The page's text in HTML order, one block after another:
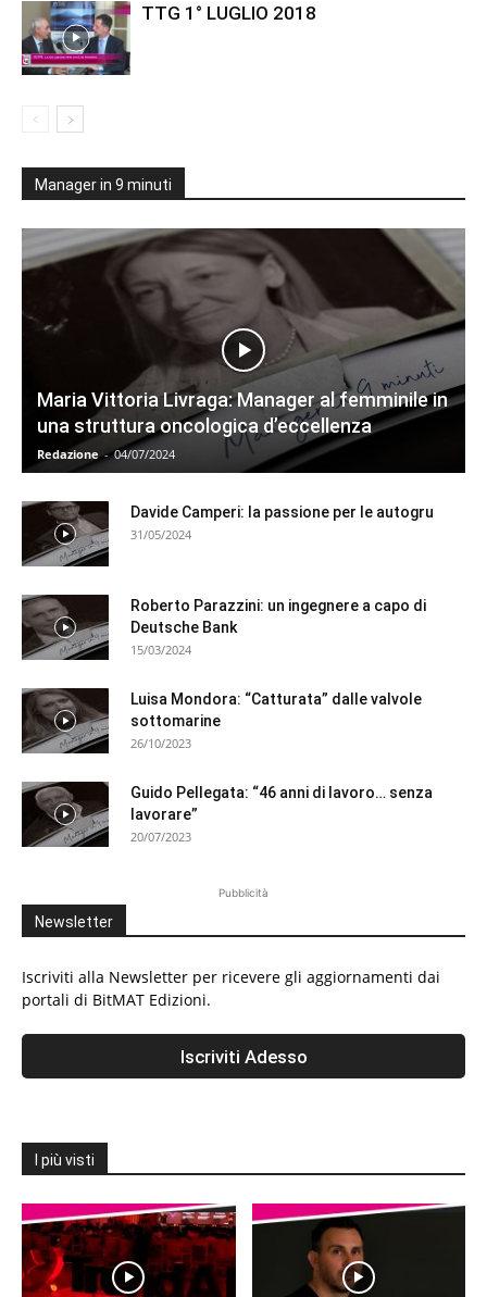
TTG 1° LUGLIO 2018
Manager in 9 minuti
Maria Vittoria Livraga: Manager al femminile in
una struttura oncologica d’eccellenza
Redazione - 04/07/2024
Davide Camperi: la passione per le autogru
31/05/2024
Roberto Parazzini: un ingegnere a capo di
Deutsche Bank
15/03/2024
Luisa Mondora: “Catturata” dalle valvole
sottomarine
26/10/2023
Guido Pellegata: “46 anni di lavoro… senza
lavorare”
20/07/2023
Pubblicità
Newsletter
Iscriviti alla Newsletter per ricevere gli aggiornamenti dai
portali di BitMAT Edizioni.
I più visti